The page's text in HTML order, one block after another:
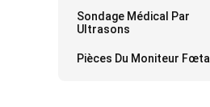
Sondage Médical Par
Ultrasons
Pièces Du Moniteur Fœtal